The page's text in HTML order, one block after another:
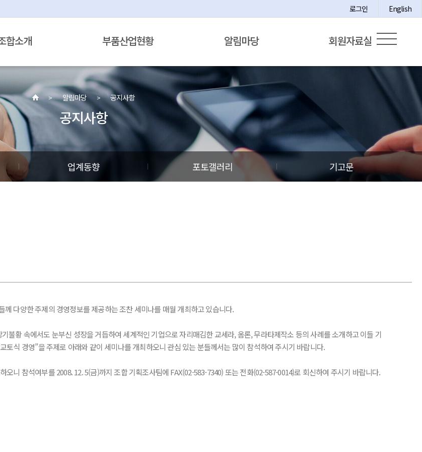
로그인 English
합소개 부품산업현황 알림마당 회원자료실
알림마당 공지사항
공지사항
업계동향 포토갤러리 기고문
다양한 주제의 경영정보를 제공하는 조찬 세미나를 매월 개최하고 있습니다.
황 속에서도 눈부신 성장을 거듭하여 세계적인 기업으로 자리매김한 교세라, 옴론, 무라타제작소 등의 사례를 소개하고 이들 기
식 경영”을 주제로 아래와 같이 세미나를 개최하오니 관심 있는 분들께서는 많이 참석하여 주시기 바랍니다.
참석여부를 2008. 12. 5(금)까지 조합 기획조사팀에 FAX(02-583-7340) 또는 전화(02-587-0014)로 회신하여 주시기 바랍니다.